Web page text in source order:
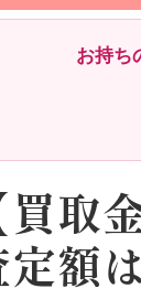
お持ち
買取
定額